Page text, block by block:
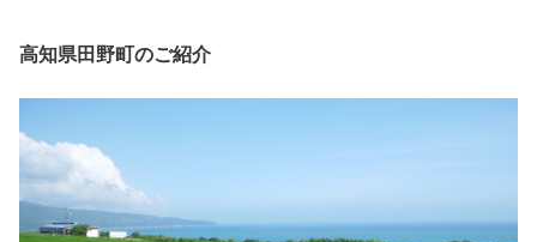
高知県田野町のご紹介